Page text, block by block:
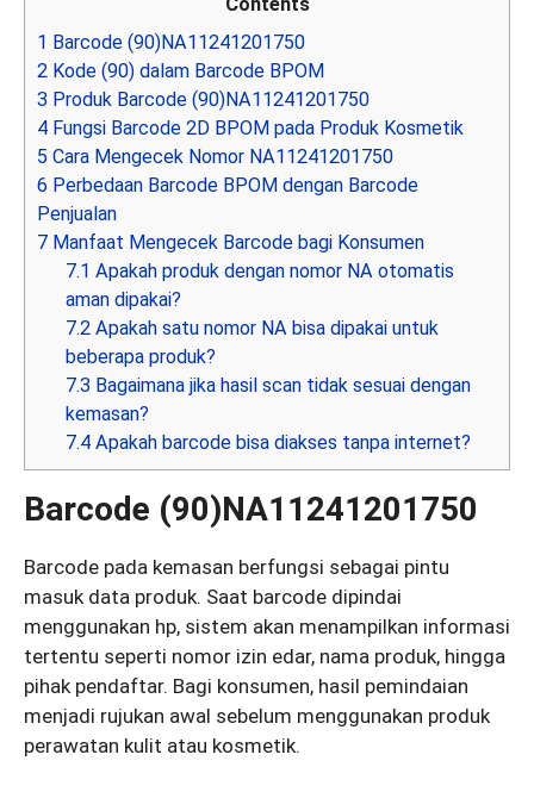
1 Barcode (90)NA11241201750
2 Kode (90) dalam Barcode BPOM
3 Produk Barcode (90)NA11241201750
4 Fungsi Barcode 2D BPOM pada Produk Kosmetik
5 Cara Mengecek Nomor NA11241201750
6 Perbedaan Barcode BPOM dengan Barcode
Penjualan
7 Manfaat Mengecek Barcode bagi Konsumen
7.1 Apakah produk dengan nomor NA otomatis
aman dipakai?
7.2 Apakah satu nomor NA bisa dipakai untuk
beberapa produk?
7.3 Bagaimana jika hasil scan tidak sesuai dengan
kemasan?
7.4 Apakah barcode bisa diakses tanpa internet?
Barcode (90)NA11241201750
Barcode pada kemasan berfungsi sebagai pintu
masuk data produk. Saat barcode dipindai
menggunakan hp, sistem akan menampilkan informasi
tertentu seperti nomor izin edar, nama produk, hingga
pihak pendaftar. Bagi konsumen, hasil pemindaian
menjadi rujukan awal sebelum menggunakan produk
perawatan kulit atau kosmetik.